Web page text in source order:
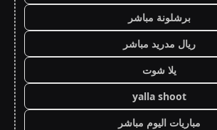
برشلونة مباشر
ريال مدريد مباشر
يلا شوت
yalla shoot
مباريات اليوم مباشر